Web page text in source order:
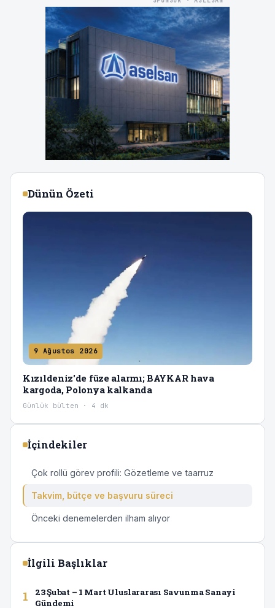
Dünün Özeti
9 Ağustos 2026
Kızıldeniz'de füze alarmı; BAYKAR hava
kargoda, Polonya kalkanda
Günlük bülten · 4 dk
İçindekiler
Çok rollü görev profili: Gözetleme ve taarruz
Takvim, bütçe ve başvuru süreci
Önceki denemelerden ilham alıyor
İlgili Başlıklar
1
23 Şubat – 1 Mart Uluslararası Savunma Sanayi
Gündemi